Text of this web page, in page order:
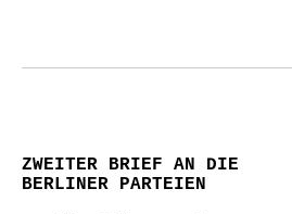
ZWEITER BRIEF AN DIE
BERLINER PARTEIEN